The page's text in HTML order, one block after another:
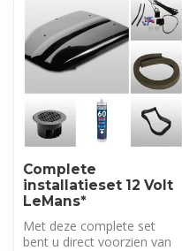
Complete
installatieset 12 Volt
LeMans*
Met deze complete set
bent u direct voorzien van